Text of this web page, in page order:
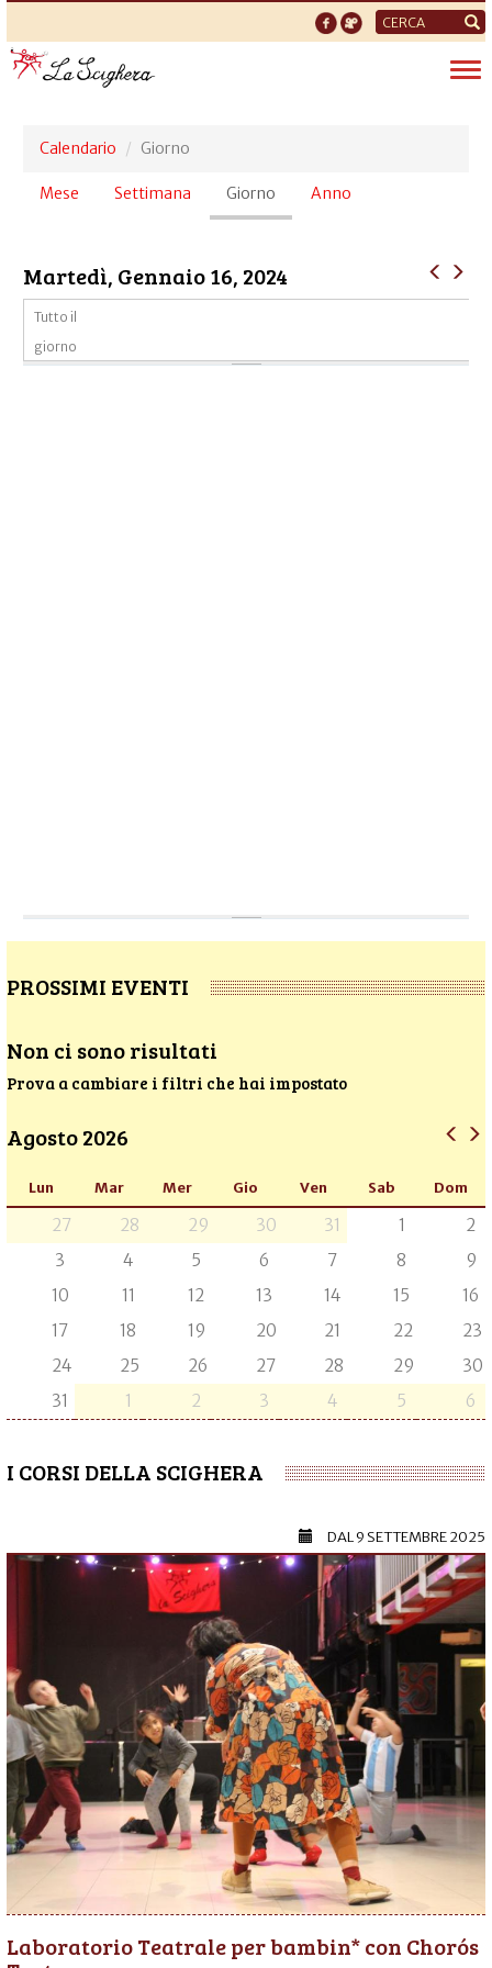
Form
di
ricerca
Calendario Giorno
Schede
Mese Settimana Giorno (scheda
attiva)
Anno
Martedì, Gennaio 16, 2024
Tutto il
giorno
PROSSIMI EVENTI
Non ci sono risultati
Prova a cambiare i filtri che hai impostato
Agosto 2026
Lun Mar Mer Gio Ven Sab Dom
27 28 29 30 31 1
2
3
4 5 6 7 8
9
10
11 12 13 14 15
16
17
18 19 20 21 22
23
24
25 26 27 28 29
30
31
1 2 3 4 5 6
I CORSI DELLA SCIGHERA
DAL9 SETTEMBRE 2025
Laboratorio Teatrale per bambin* con Chorós